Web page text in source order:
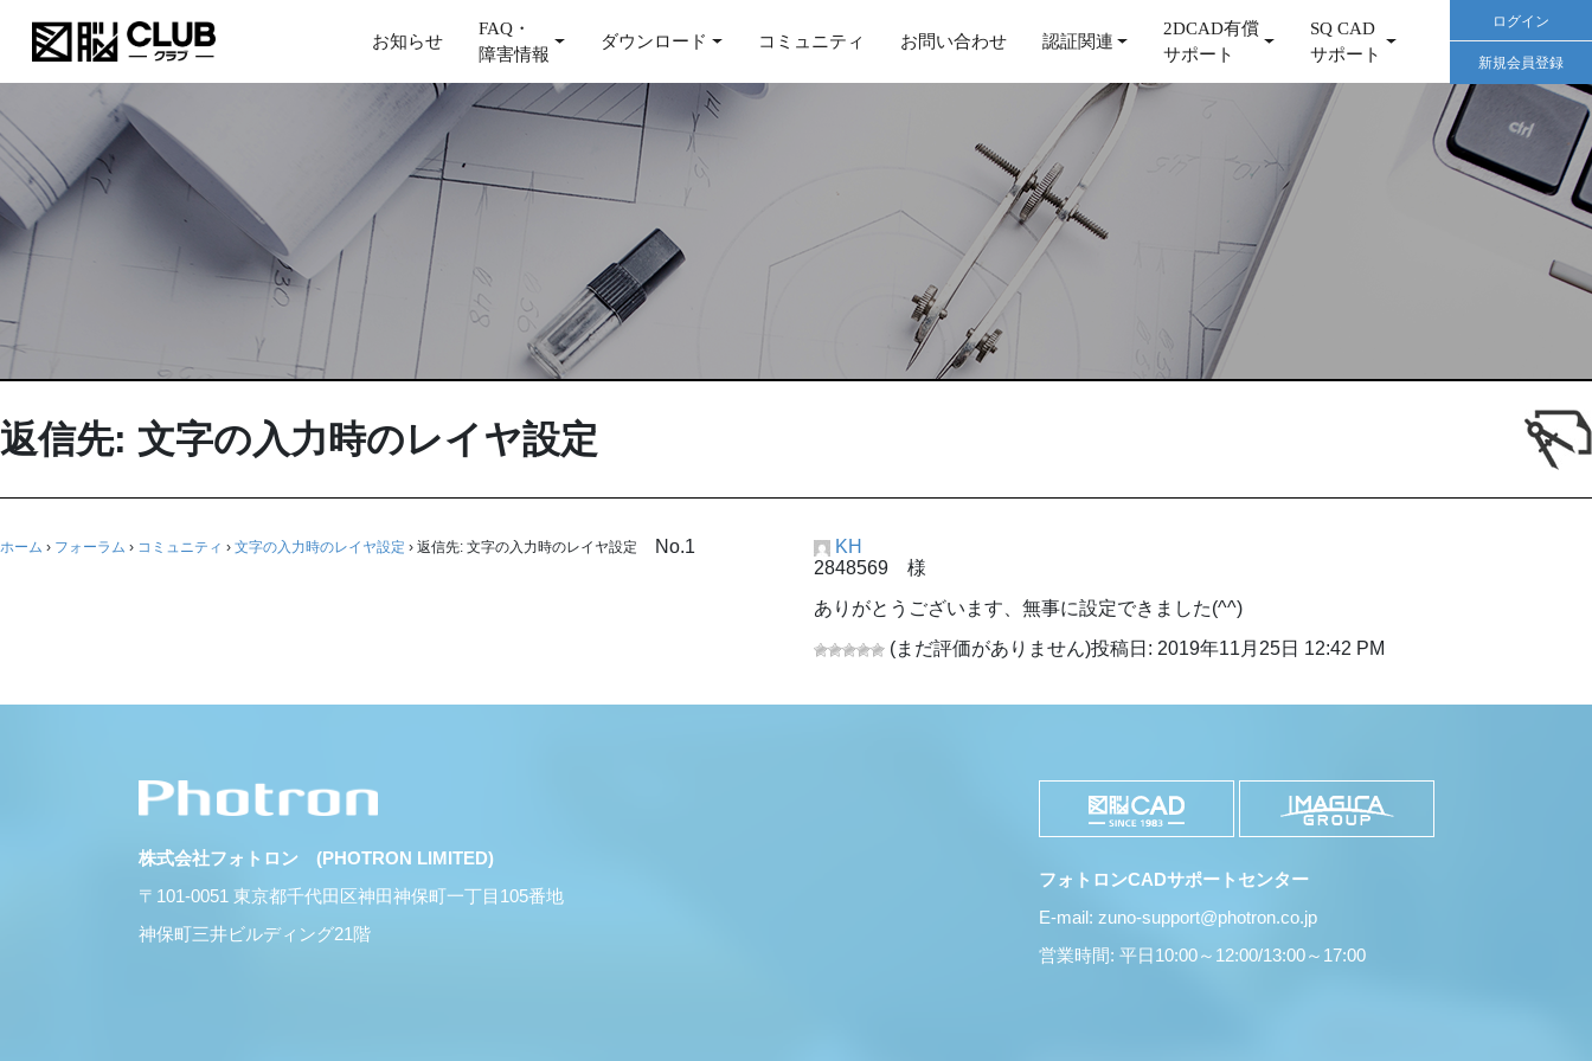
お知らせ
FAQ・
障害情報
ダウンロード コミュニティ お問い合わせ 認証関連
2DCAD有償
サポート
SQ CAD
サポート
ログイン
新規会員登録
返信先: 文字の入力時のレイヤ設定
ホーム › フォーラム › コミュニティ › 文字の入力時のレイヤ設定 › 返信先: 文字の入力時のレイヤ設定 No.1
KH
2848569 様
ありがとうございます、無事に設定できました(^^)
(まだ評価がありません)投稿日: 2019年11月25日 12:42 PM
株式会社フォトロン (PHOTRON LIMITED)
〒101-0051 東京都千代田区神田神保町一丁目105番地
神保町三井ビルディング21階
フォトロンCADサポートセンター
E-mail: zuno-support@photron.co.jp
営業時間: 平日10:00～12:00/13:00～17:00